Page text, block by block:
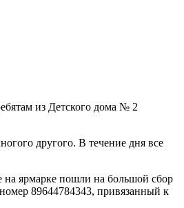
из Детского дома № 2
другого. В течение дня все
ярмарке пошли на большой сбор
89644784343, привязанный к